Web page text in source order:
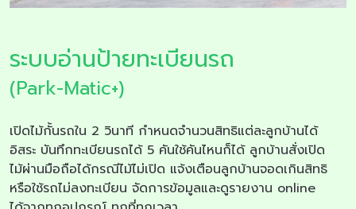
ระบบอ่านป้ายทะเบียนรถ
(Park-Matic+)
เปิดไม้กั้นรถใน 2 วินาที กำหนดจำนวนสิทธิแต่ละลูกบ้านได้
อิสระ บันทึกทะเบียนรถได้ 5 คันใช้คันไหนก็ได้ ลูกบ้านสั่งเปิด
ไม้ผ่านมือถือได้กรณีไม้ไม่เปิด แจ้งเตือนลูกบ้านจอดเกินสิทธิ
หรือใช้รถไม่ลงทะเบียน จัดการข้อมูลและดูรายงาน online